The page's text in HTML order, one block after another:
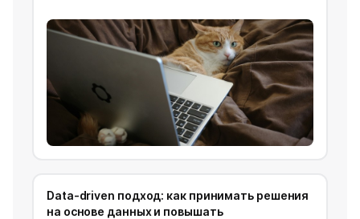
Data-driven подход: как принимать решения
на основе данных и повышать